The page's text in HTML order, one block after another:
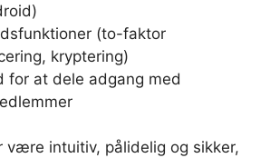
(to-faktor
kryptering)
for at dele adgang med
være intuitiv, pålidelig og sikker,